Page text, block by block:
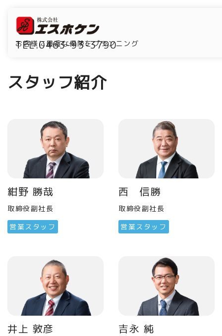
お客様に最適な保険をプランニング
TEL.0463-93-3790
スタッフ紹介
紺野 勝哉
取締役副社長
営業スタッフ
西 信勝
取締役副社長
営業スタッフ
井上 敦彦 吉永 純